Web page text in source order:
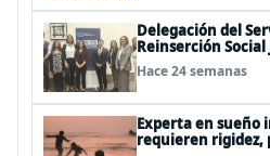
Delegación del
Reinserción
de formación
Hace 24 semanas
Experta en sueño
requieren rigidez,